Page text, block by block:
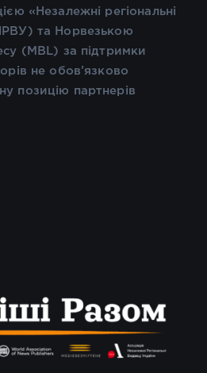
«Незалежні регіональні
та Норвезькою
(MBL) за підтримки
не обов’язково
позицію партнерів